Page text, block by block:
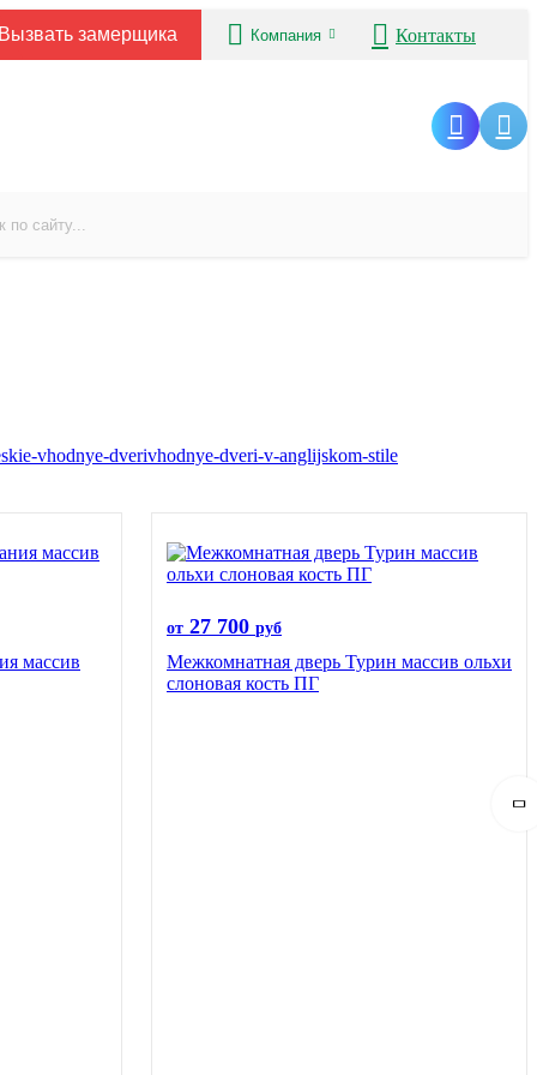
замерщика Компания Контакты
vhodnye-dverivhodnye-dveri-v-anglijskom-stile
массив
от 27 700 руб
Межкомнатная дверь Турин массив ольхи
слоновая кость ПГ